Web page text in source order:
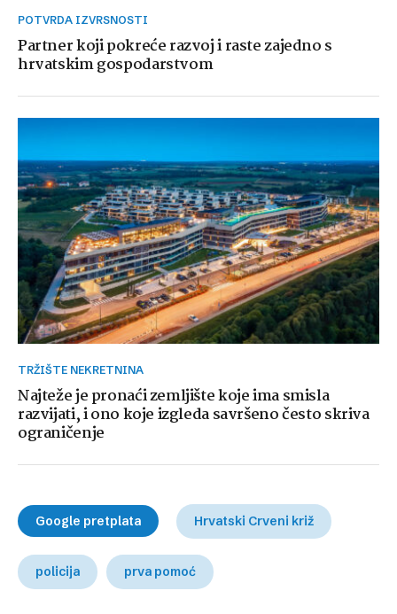
POTVRDA IZVRSNOSTI
Partner koji pokreće razvoj i raste zajedno s
hrvatskim gospodarstvom
TRŽIŠTE NEKRETNINA
Najteže je pronaći zemljište koje ima smisla
razvijati, i ono koje izgleda savršeno često skriva
ograničenje
Google pretplata Hrvatski Crveni križ
policija prva pomoć